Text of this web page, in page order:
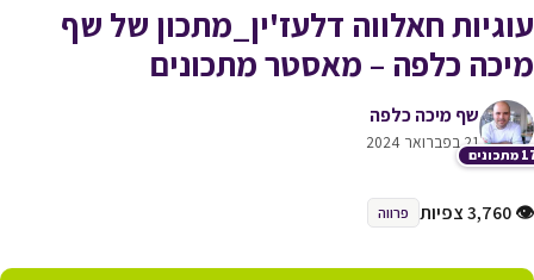
עוגיות חאלווה דלעז'ין_מתכון של שף
מיכה כלפה – מאסטר מתכונים
שף מיכה כלפה
21 בפברואר 2024
👁 3,760 צפיות פרווה